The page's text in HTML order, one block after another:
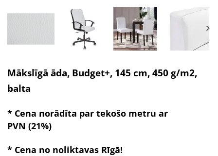
Mākslīgā āda, Budget+, 145 cm, 450 g/m2,
balta
* Cena norādīta par tekošo metru ar
PVN (21%)
* Cena no noliktavas Rīgā!